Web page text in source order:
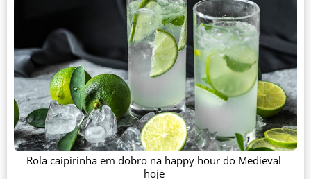
Rola caipirinha em dobro na happy hour do Medieval
hoje